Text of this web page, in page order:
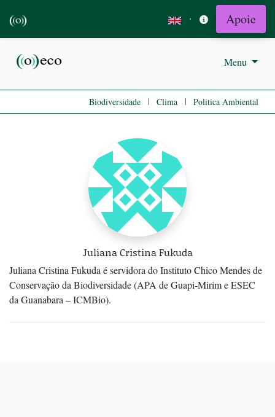
· Apoie
Menu
Biodiversidade | Clima | Politica Ambiental
Juliana Cristina Fukuda
Juliana Cristina Fukuda é servidora do Instituto Chico Mendes de
Conservação da Biodiversidade (APA de Guapi-Mirim e ESEC
da Guanabara – ICMBio).